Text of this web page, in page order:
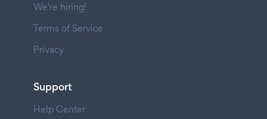
We're hiring!
Terms of Service
Privacy
Support
Help Center